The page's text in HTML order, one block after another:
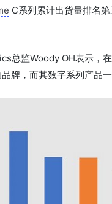
C系列累计出货量排名第
总监Woody OH表示，在
牌，而其数字系列产品